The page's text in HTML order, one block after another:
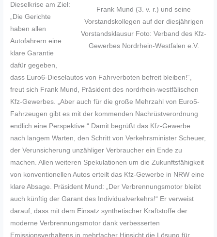
Frank Mund (3. v. r.) und seine
Vorstandskollegen auf der diesjährigen
Vorstandsklausur Foto: Verband des Kfz-
Gewerbes Nordrhein-Westfalen e.V.
Dieselkrise am Ziel:
„Die Gerichte
haben allen
Autofahrern eine
klare Garantie
dafür gegeben,
dass Euro6-Dieselautos von Fahrverboten befreit bleiben!“,
freut sich Frank Mund, Präsident des nordrhein-westfälischen
Kfz-Gewerbes. „Aber auch für die große Mehrzahl von Euro5-
Fahrzeugen gibt es mit der kommenden Nachrüstverordnung
endlich eine Perspektive.“ Damit begrüßt das Kfz-Gewerbe
nach langem Warten, den Schritt von Verkehrsminister Scheuer,
der Verunsicherung unzähliger Verbraucher ein Ende zu
machen. Allen weiteren Spekulationen um die Zukunftsfähigkeit
von konventionellen Autos erteilt das Kfz-Gewerbe in NRW eine
klare Absage. Präsident Mund: „Der Verbrennungsmotor bleibt
auch künftig der Garant des Individualverkehrs!“ Er verweist
darauf, dass mit dem Einsatz synthetischer Kraftstoffe der
moderne Verbrennungsmotor dank verbesserten
Emissionsverhaltens in mehrfacher Hinsicht die Lösung für